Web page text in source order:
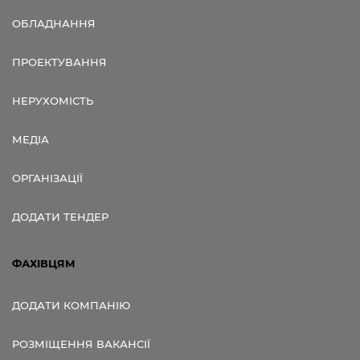
ОБЛАДНАННЯ
ПРОЕКТУВАННЯ
НЕРУХОМІСТЬ
МЕДІА
ОРГАНІЗАЦІЇ
ДОДАТИ ТЕНДЕР
ФАХІВЦЯМ
ДОДАТИ КОМПАНІЮ
РОЗМІЩЕННЯ ВАКАНСІЇ